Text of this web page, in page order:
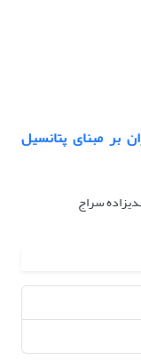
بر مبنای پتانسیل
سراج